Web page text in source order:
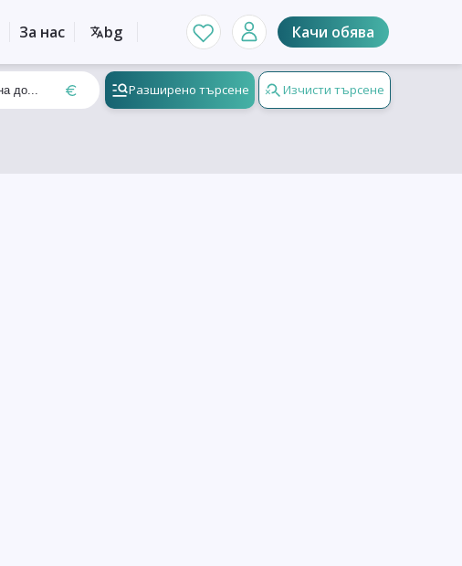
За нас bg Качи обява
Разширено търсене Изчисти търсене